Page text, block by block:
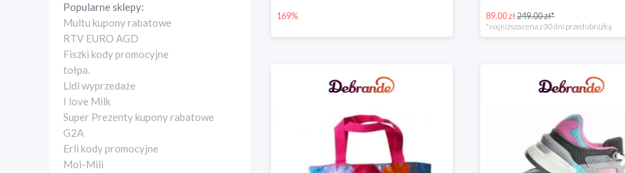
Popularne sklepy:
Multu kupony rabatowe
RTV EURO AGD
Fiszki kody promocyjne
tołpa.
Lidl wyprzedaże
I love Milk
Super Prezenty kupony rabatowe
G2A
Erli kody promocyjne
Moi-Mili
169% 89.00 zł249.00 zł*
*najniższa cena z 30 dni przed obniżką